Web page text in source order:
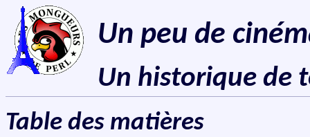
Un peu de
Un historique de
Table des matières